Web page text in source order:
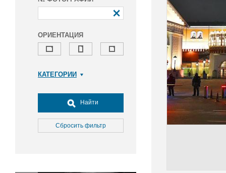
ОРИЕНТАЦИЯ
КАТЕГОРИИ
Досуг, туризм и отдых
Культура
Медицина
Найти
Сбросить фильтр